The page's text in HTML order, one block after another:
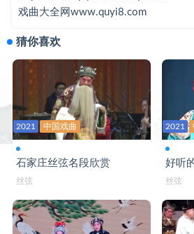
河北丝弦剧院 白罗衫 张占国主演丝弦
河北丝弦剧院 张占国 商蓉碰殿
河北丝弦李天保吊孝
河北五路丝弦名段展演 上
河北五路丝弦名家名段 下
河北稀有剧种 丝弦名家张宝英《杨家将》选段
戏曲大全网www.quyi8.com
猜你喜欢
2021 中国戏曲
石家庄丝弦名段欣赏
丝弦
2021
好听
丝弦